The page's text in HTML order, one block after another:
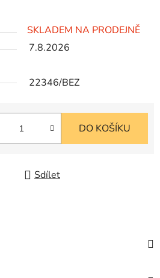
SKLADEM NA PRODEJNĚ
7.8.2026
22346/BEZ
DO KOŠÍKU
Sdílet